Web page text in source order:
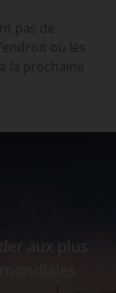
pas de
où les
la prochaine
aux plus